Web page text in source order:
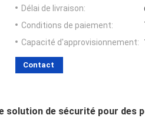
Délai de livraison:
Conditions de paiement:
Capacité d'approvisionnement:
Contact
solution de sécurité pour des